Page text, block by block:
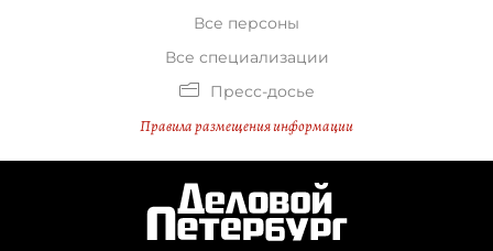
Все персоны
Все специализации
Пресс-досье
Правила размещения информации